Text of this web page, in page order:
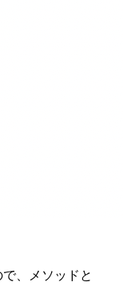
、メソッドと